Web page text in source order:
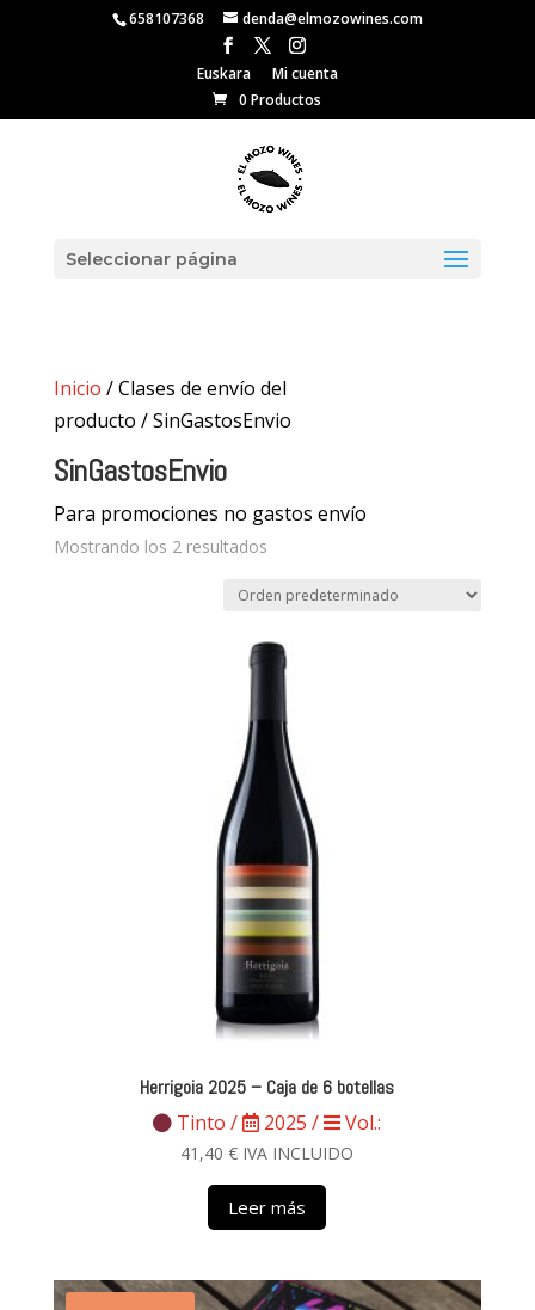
658107368 denda@elmozowines.com
Euskara
Mi cuenta
0 Productos
Seleccionar página
Inicio / Clases de envío del
producto / SinGastosEnvio
SinGastosEnvio
Para promociones no gastos envío
Mostrando los 2 resultados
Herrigoia 2025 – Caja de 6 botellas
Tinto / 2025 / Vol.:
41,40€ IVA INCLUIDO
Leer más